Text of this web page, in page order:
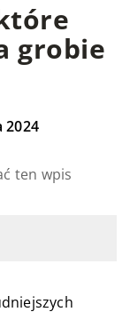
grobie
2024
ten wpis